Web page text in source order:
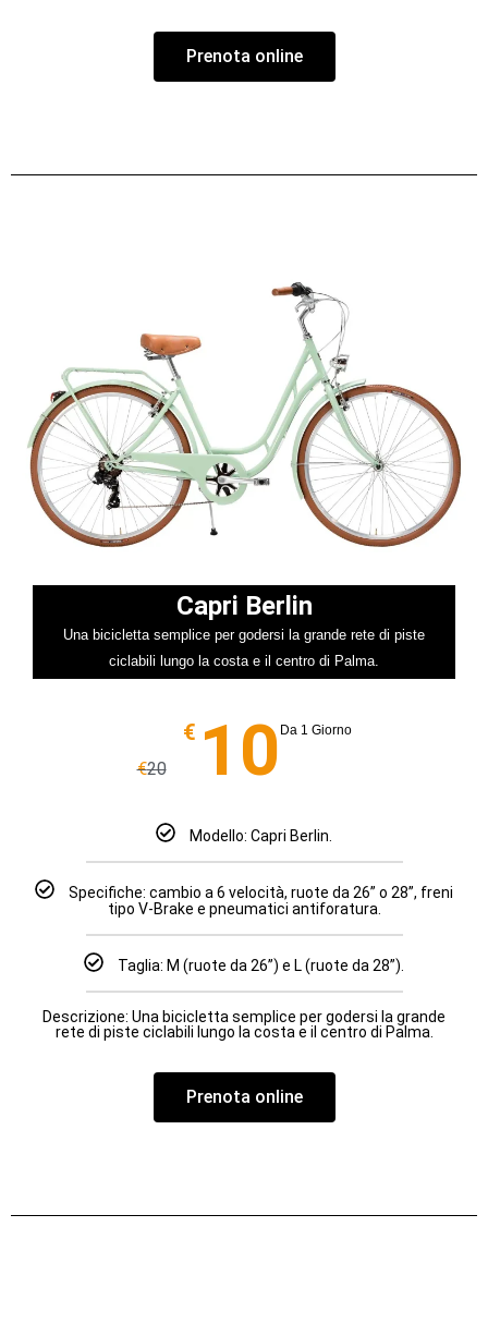
Prenota online
Capri Berlin
Una bicicletta semplice per godersi la grande rete di piste
ciclabili lungo la costa e il centro di Palma.
€20
€ 10 Da 1 Giorno
Modello: Capri Berlin.
Specifiche: cambio a 6 velocità, ruote da 26” o 28”, freni
tipo V-Brake e pneumatici antiforatura.
Taglia: M (ruote da 26”) e L (ruote da 28”).
Descrizione: Una bicicletta semplice per godersi la grande
rete di piste ciclabili lungo la costa e il centro di Palma.
Prenota online